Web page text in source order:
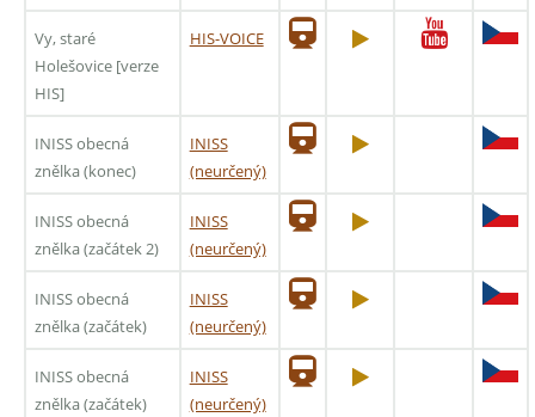
Vy, staré
Holešovice [verze
HIS]
HIS-VOICE
INISS obecná
znělka (konec)
INISS
(neurčený)
INISS obecná
znělka (začátek 2)
INISS
(neurčený)
INISS obecná
znělka (začátek)
INISS
(neurčený)
INISS obecná
znělka (začátek)
INISS
(neurčený)